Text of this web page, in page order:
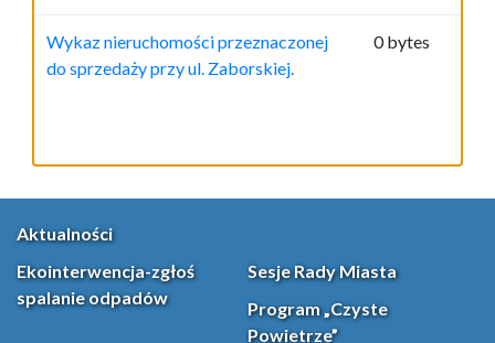
Wykaz nieruchomości przeznaczonej
do sprzedaży przy ul. Zaborskiej.
0 bytes
Aktualności
Ekointerwencja-zgłoś
spalanie odpadów
Sesje Rady Miasta
Program „Czyste
Powietrze”